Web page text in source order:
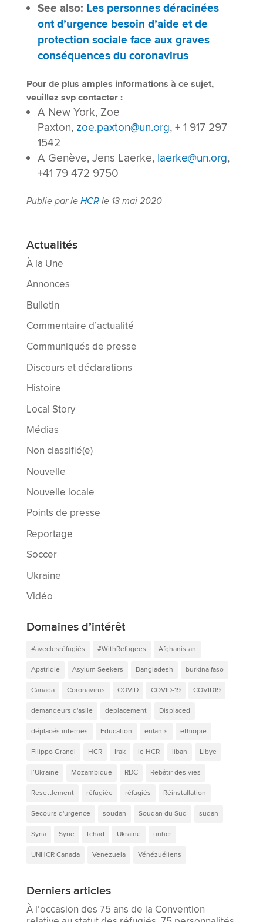
See also: Les personnes déracinées
ont d’urgence besoin d’aide et de
protection sociale face aux graves
conséquences du coronavirus
Pour de plus amples informations à ce sujet,
veuillez svp contacter :
A New York, Zoe
Paxton, zoe.paxton@un.org, + 1 917 297
1542
A Genève, Jens Laerke, laerke@un.org,
+41 79 472 9750
Publie par le HCRle 13 mai 2020
Actualités
À la Une
Annonces
Bulletin
Commentaire d’actualité
Communiqués de presse
Discours et déclarations
Histoire
Local Story
Médias
Non classifié(e)
Nouvelle
Nouvelle locale
Points de presse
Reportage
Soccer
Ukraine
Vidéo
Domaines d’intérêt
#aveclesréfugiés #WithRefugees Afghanistan
Apatridie Asylum Seekers Bangladesh burkina faso
Canada Coronavirus COVID COVID-19 COVID19
demandeurs d'asile deplacement Displaced
déplacés internes Education enfants ethiopie
Filippo Grandi HCR Irak le HCR liban Libye
l’Ukraine Mozambique RDC Rebâtir des vies
Resettlement réfugiée réfugiés Réinstallation
Secours d'urgence soudan Soudan du Sud sudan
Syria Syrie tchad Ukraine unhcr
UNHCR Canada Venezuela Vénézuéliens
Derniers articles
À l’occasion des 75 ans de la Convention